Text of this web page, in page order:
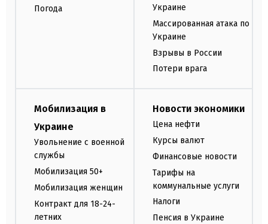
Погода
Украине
Массированная атака по
Украине
Взрывы в России
Потери врага
Мобилизация в
Украине
Увольнение с военной
службы
Мобилизация 50+
Мобилизация женщин
Контракт для 18-24-
летних
Новости экономики
Цена нефти
Курсы валют
Финансовые новости
Тарифы на
коммунальные услуги
Налоги
Пенсия в Украине